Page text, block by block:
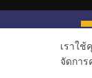
เราใ
จัดการ